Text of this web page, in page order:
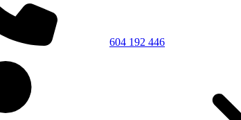
604 192 446